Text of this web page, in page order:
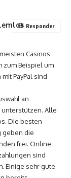
Casinos
zum Beispiel um
PayPal sind
an
unterstützen. Alle
Die besten
geben die
frei. Online
sind
Einige sehr gute
Responder